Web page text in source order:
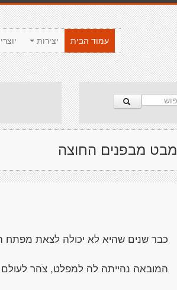
יצירות
עמוד הבית
מבט מבפנים החוצה
כבר שנים שהיא לא יכולה לצאת מפתח
המובאה נהייתה לה למפלט, צֹהר